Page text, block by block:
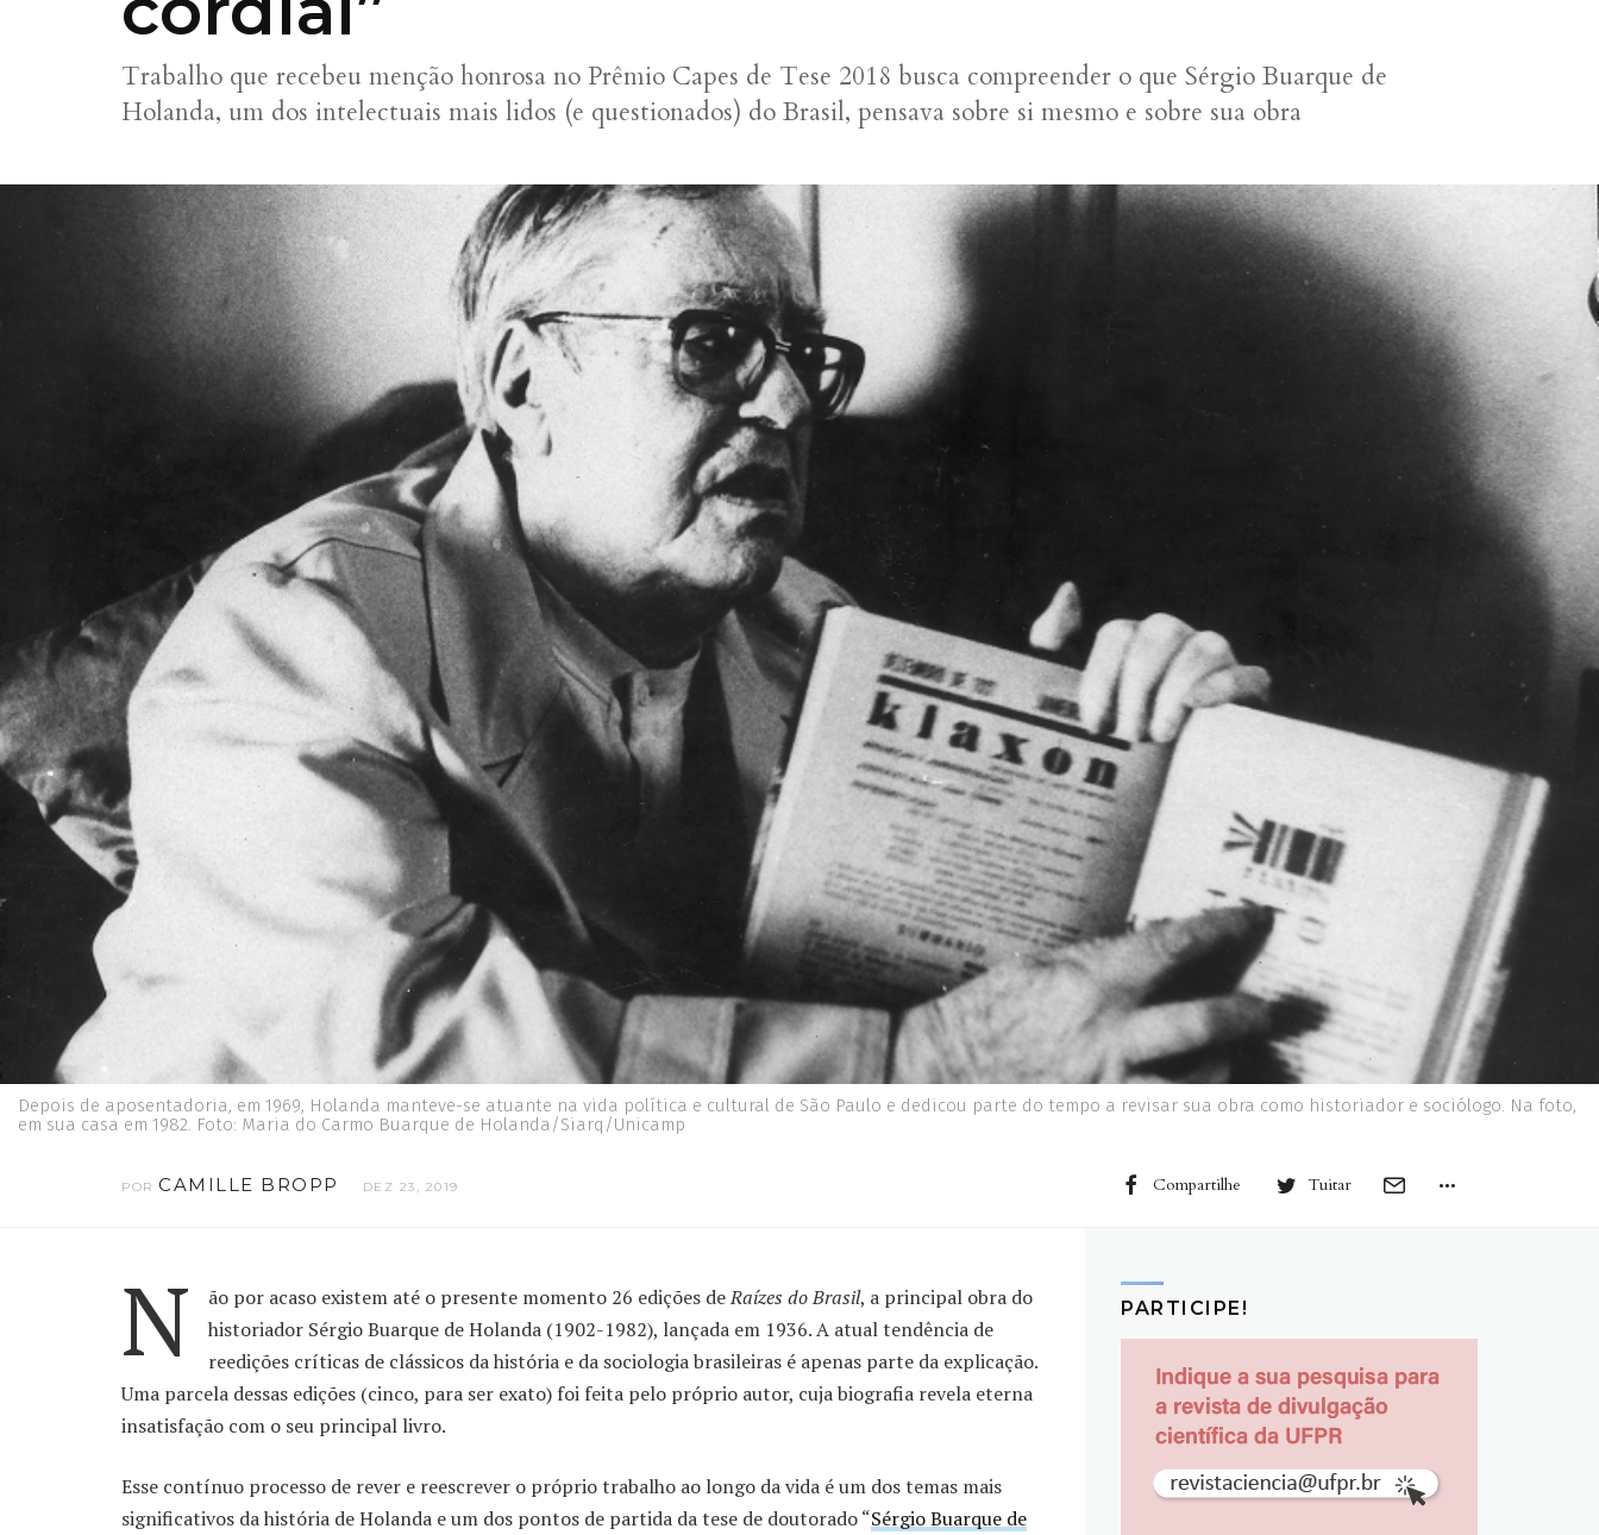
Trabalho que recebeu menção honrosa no Prêmio Capes de Tese 2018 busca compreender o que Sérgio Buarque de
Holanda, um dos intelectuais mais lidos (e questionados) do Brasil, pensava sobre si mesmo e sobre sua obra
Depois de aposentadoria, em 1969, Holanda manteve-se atuante na vida política e cultural de São Paulo e dedicou parte do tempo a revisar sua obra como historiador e sociólogo. Na foto,
em sua casa em 1982. Foto: Maria do Carmo Buarque de Holanda/Siarq/Unicamp
POR CAMILLE BROPP DEZ 23, 2019 Compartilhe Tuitar
N ão por acaso existem até o presente momento 26 edições deRaízes do Brasil, a principal obra do
historiador Sérgio Buarque de Holanda (1902-1982), lançada em 1936. A atual tendência de
reedições críticas de clássicos da história e da sociologia brasileiras é apenas parte da explicação.
Uma parcela dessas edições (cinco, para ser exato) foi feita pelo próprio autor, cuja biografia revela eterna
insatisfação com o seu principal livro.
Esse contínuo processo de rever e reescrever o próprio trabalho ao longo da vida é um dos temas mais
significativos da história de Holanda e um dos pontos de partida da tese de doutorado “Sérgio Buarque de
PARTICIPE!